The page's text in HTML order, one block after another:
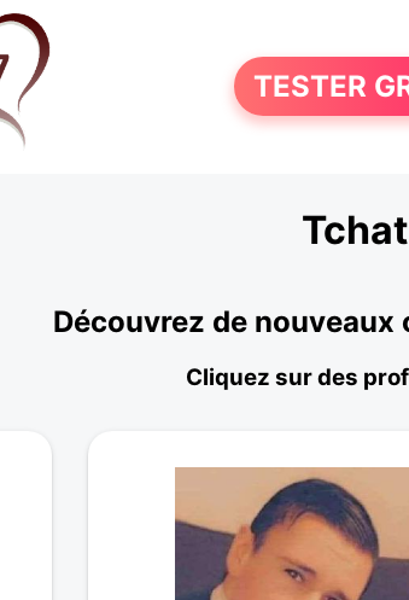
TESTER
Découvrez de
Cliquez sur des